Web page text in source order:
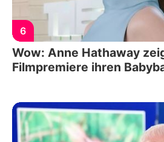
6
Wow: Anne Hathaway
Filmpremiere ihren